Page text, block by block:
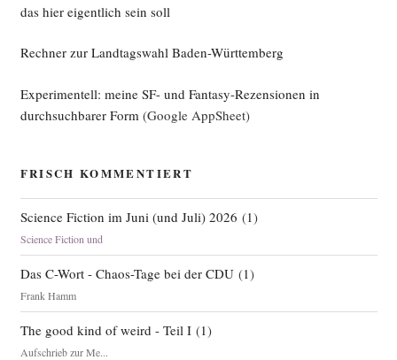
das hier eigentlich sein soll
Rechner zur Landtagswahl Baden-Württemberg
Experimentell: meine SF- und Fantasy-Rezensionen in
durchsuchbarer Form (Google AppSheet)
FRISCH KOMMENTIERT
Science Fiction im Juni (und Juli) 2026 (1)
Science Fiction und
Das C-Wort - Chaos-Tage bei der CDU(1)
Frank Hamm
The good kind of weird - Teil I(1)
Aufschrieb zur Me...